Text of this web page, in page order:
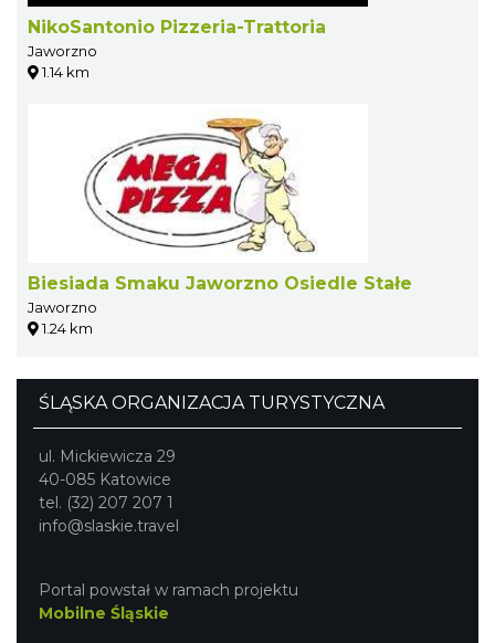
NikoSantonio Pizzeria-Trattoria
Jaworzno
1.14 km
Biesiada Smaku Jaworzno Osiedle Stałe
Jaworzno
1.24 km
ŚLĄSKA ORGANIZACJA TURYSTYCZNA
ul. Mickiewicza 29
40-085 Katowice
tel. (32) 207 207 1
info@slaskie.travel
Portal powstał w ramach projektu
Mobilne Śląskie